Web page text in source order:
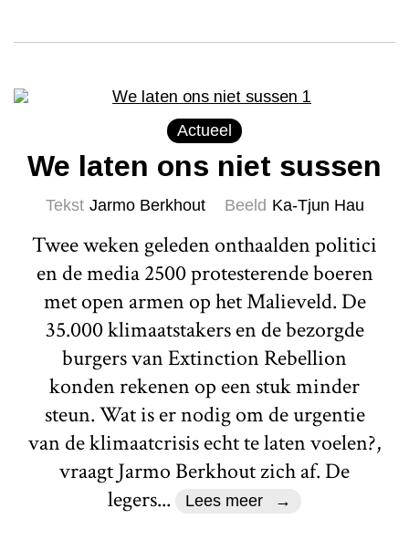
Actueel
We laten ons niet sussen
Tekst Jarmo Berkhout Beeld Ka-Tjun Hau
Twee weken geleden onthaalden politici
en de media 2500 protesterende boeren
met open armen op het Malieveld. De
35.000 klimaatstakers en de bezorgde
burgers van Extinction Rebellion
konden rekenen op een stuk minder
steun. Wat is er nodig om de urgentie
van de klimaatcrisis echt te laten voelen?,
vraagt Jarmo Berkhout zich af. De
legers...
Lees meer